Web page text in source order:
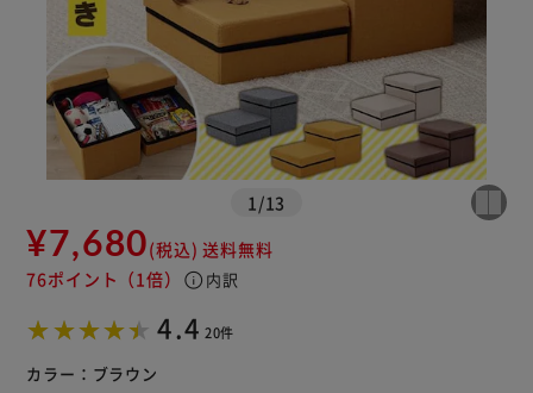
1 /13
¥7,680(税込) 送料無料
76ポイント （1倍） info 内訳
4.4 20件
カラー： ブラウン